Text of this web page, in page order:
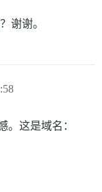
谢谢。
。这是域名：